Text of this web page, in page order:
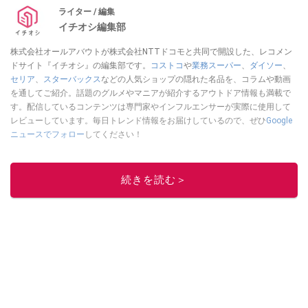
ライター / 編集
イチオシ編集部
株式会社オールアバウトが株式会社NTTドコモと共同で開設した、レコメン
ドサイト『イチオシ』の編集部です。
コストコや業務スーパー ダイソー
セリア
スターバックス などの人気ショップの隠れた名品を、コラムや動画
を通してご紹介。話題のグルメやマニアが紹介するアウトドア情報も満載で
す。配信しているコンテンツは専門家やインフルエンサーが実際に使用して
レビューしています。毎日トレンド情報をお届けしているので、ぜひGoogle
ニュースでフォロー してください！
続きを読む＞